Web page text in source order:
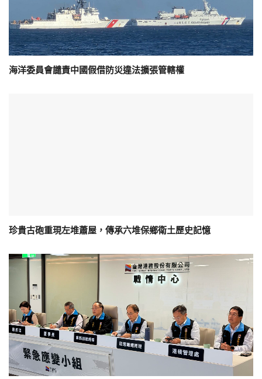
海洋委員會譴責中國假借防災違法擴張管轄權
珍貴古砲重現左堆蕭屋，傳承六堆保鄉衛土歷史記憶